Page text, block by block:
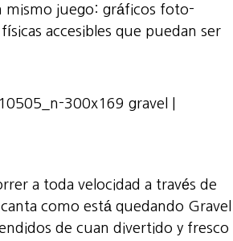
mismo juego: gráficos foto-
accesibles que puedan ser
a toda velocidad a través de
como está quedando Gravel
de cuan divertido y fresco